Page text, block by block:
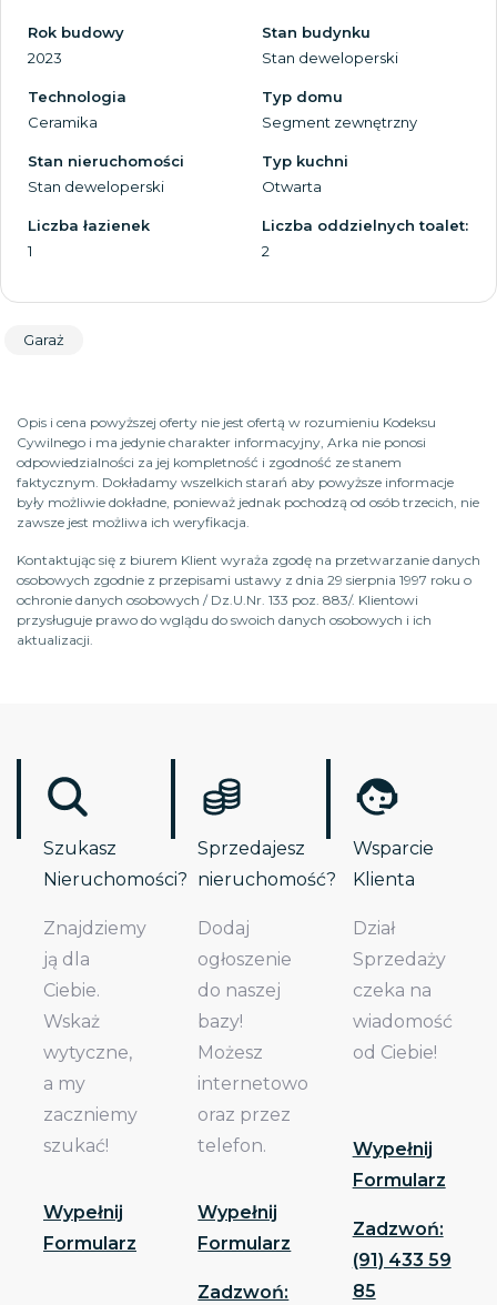
Rok budowy
2023
Stan budynku
Stan deweloperski
Technologia
Ceramika
Typ domu
Segment zewnętrzny
Stan nieruchomości
Stan deweloperski
Typ kuchni
Otwarta
Liczba łazienek
1
Liczba oddzielnych toalet:
2
Garaż
Opis i cena powyższej oferty nie jest ofertą w rozumieniu Kodeksu
Cywilnego i ma jedynie charakter informacyjny, Arka nie ponosi
odpowiedzialności za jej kompletność i zgodność ze stanem
faktycznym. Dokładamy wszelkich starań aby powyższe informacje
były możliwie dokładne, ponieważ jednak pochodzą od osób trzecich, nie
zawsze jest możliwa ich weryfikacja.
Kontaktując się z biurem Klient wyraża zgodę na przetwarzanie danych
osobowych zgodnie z przepisami ustawy z dnia 29 sierpnia 1997 roku o
ochronie danych osobowych / Dz.U.Nr. 133 poz. 883/. Klientowi
przysługuje prawo do wglądu do swoich danych osobowych i ich
aktualizacji.
Szukasz
Nieruchomości?
Znajdziemy
ją dla
Ciebie.
Wskaż
wytyczne,
a my
zaczniemy
szukać!
Wypełnij
Formularz
Sprzedajesz
nieruchomość?
Dodaj
ogłoszenie
do naszej
bazy!
Możesz
internetowo
oraz przez
telefon.
Wypełnij
Formularz
Zadzwoń:
Wsparcie
Klienta
Dział
Sprzedaży
czeka na
wiadomość
od Ciebie!
Wypełnij
Formularz
Zadzwoń:
(91) 433 59
85